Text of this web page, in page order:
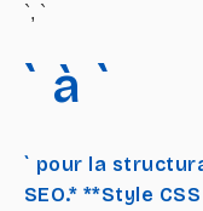
`, `
` à `
` pour la
SEO.* **Style